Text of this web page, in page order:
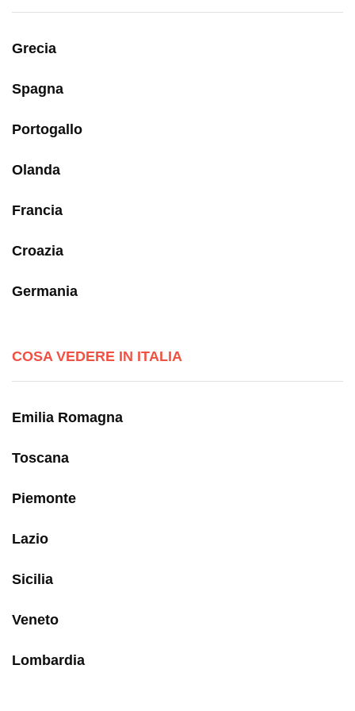
Grecia
Spagna
Portogallo
Olanda
Francia
Croazia
Germania
COSA VEDERE IN ITALIA
Emilia Romagna
Toscana
Piemonte
Lazio
Sicilia
Veneto
Lombardia